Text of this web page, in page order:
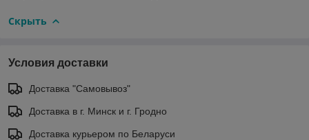
Скрыть
Условия доставки
Доставка "Самовывоз"
Доставка в г. Минск и г. Гродно
Доставка курьером по Беларуси